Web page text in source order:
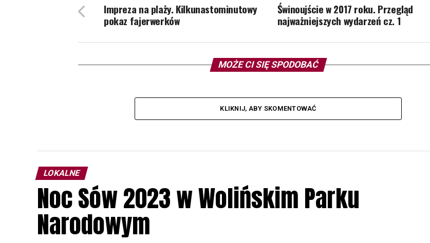
Świnoujście w 2017 roku. Przegląd
najważniejszych wydarzeń cz. 1
Impreza na plaży. Kilkunastominutowy
pokaz fajerwerków
MOŻE CI SIĘ SPODOBAĆ
KLIKNIJ, ABY SKOMENTOWAĆ
LOKALNE
Noc Sów 2023 w Wolińskim Parku
Narodowym